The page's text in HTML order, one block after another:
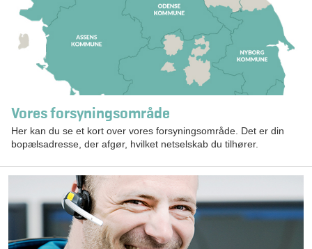
Vores forsyningsområde
Her kan du se et kort over vores forsyningsområde. Det er din
bopælsadresse, der afgør, hvilket netselskab du tilhører.